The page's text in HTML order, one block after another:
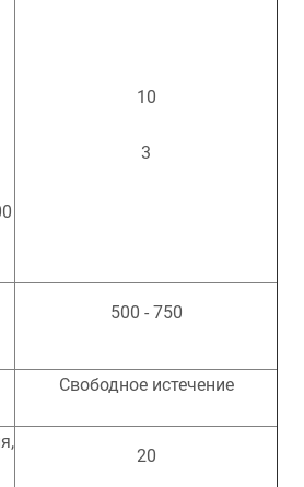
10
3
500 - 750
Свободное истечение
20